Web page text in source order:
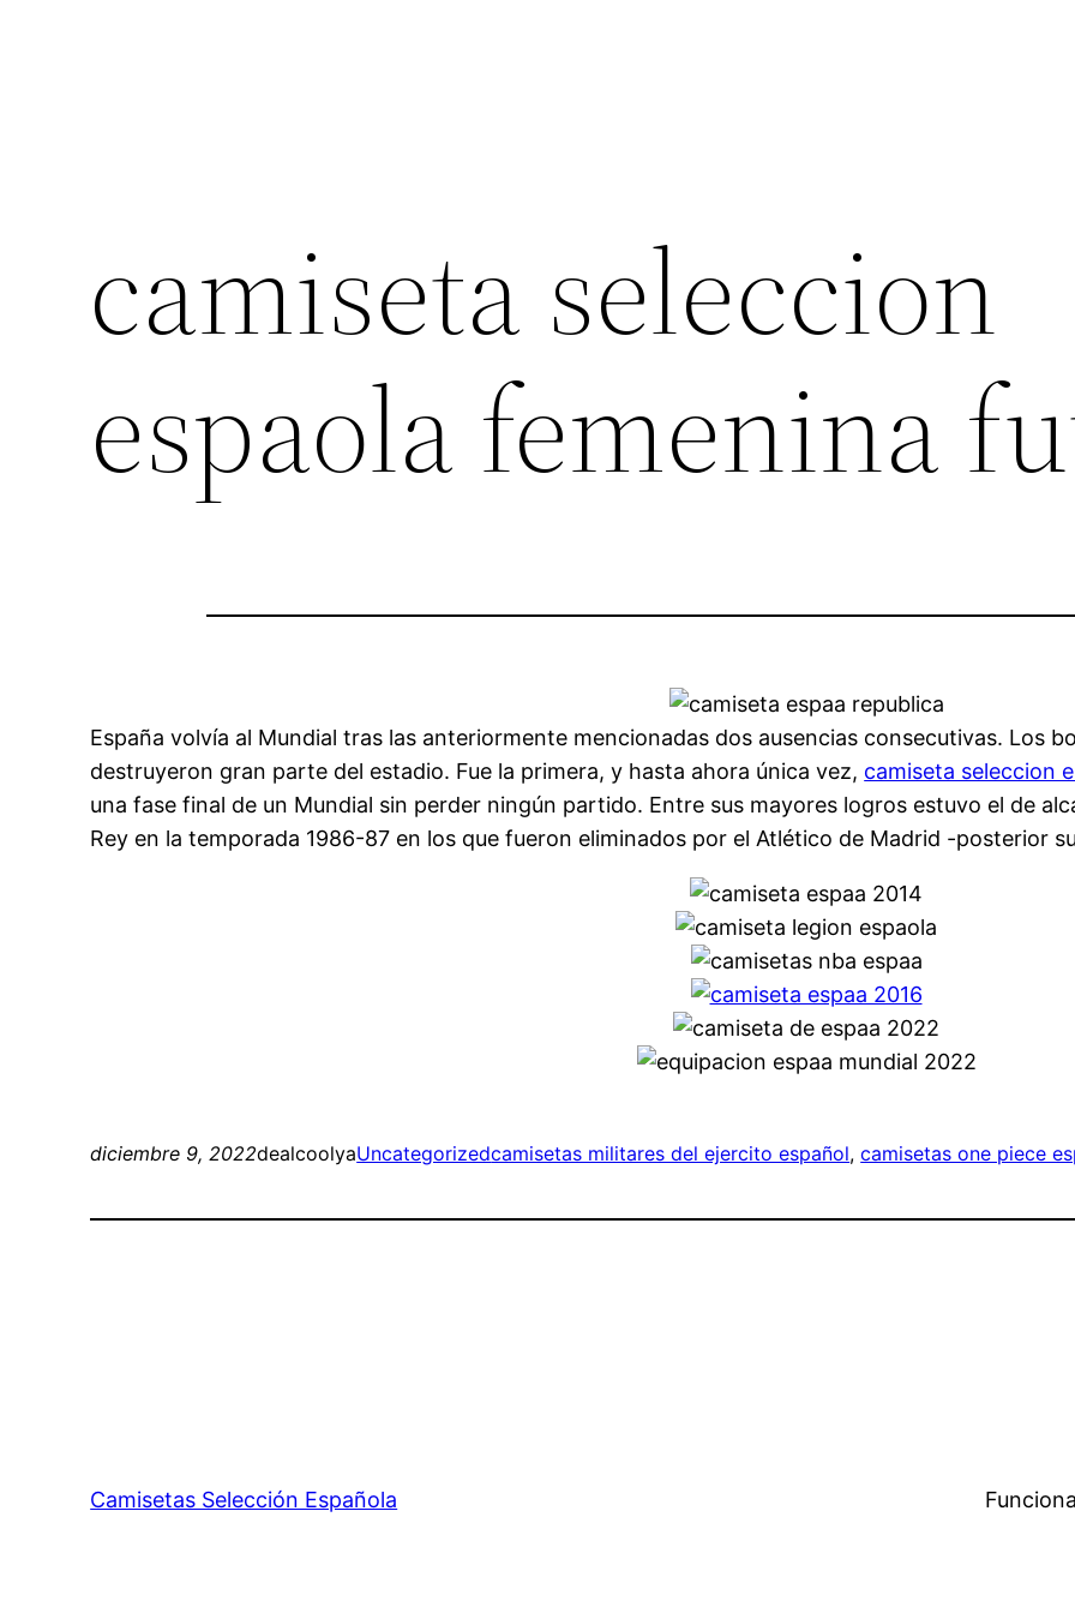
camiseta seleccion
espaola femenina
España volvía al Mundial tras las anteriormente mencionadas dos ausencias consecutivas. Los
destruyeron gran parte del estadio. Fue la primera, y hasta ahora única vez, camiseta seleccion
una fase final de un Mundial sin perder ningún partido. Entre sus mayores logros estuvo el de
Rey en la temporada 1986-87 en los que fueron eliminados por el Atlético de Madrid -posterior
diciembre 9, 2022dealcoolyaUncategorizedcamisetas militares del ejercito español, camisetas one piece
Camisetas Selección Española